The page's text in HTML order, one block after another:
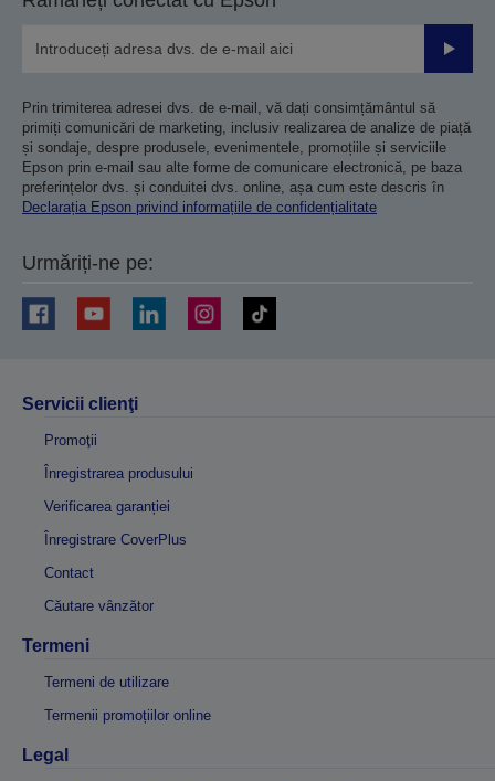
Prin trimiterea adresei dvs. de e-mail, vă dați consimțământul să
primiți comunicări de marketing, inclusiv realizarea de analize de piață
și sondaje, despre produsele, evenimentele, promoțiile și serviciile
Epson prin e-mail sau alte forme de comunicare electronică, pe baza
preferințelor dvs. și conduitei dvs. online, așa cum este descris în
Declarația Epson privind informațiile de confidențialitate
Urmăriți-ne pe:
Servicii clienţi
Promoţii
Înregistrarea produsului
Verificarea garanției
Înregistrare CoverPlus
Contact
Căutare vânzător
Termeni
Termeni de utilizare
Termenii promoțiilor online
Legal